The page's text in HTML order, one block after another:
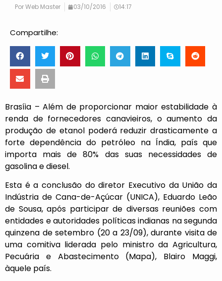
PorWeb Master 03/10/2016 14:17
Compartilhe:
Brasíia – Além de proporcionar maior estabilidade à
renda de fornecedores canavieiros, o aumento da
produção de etanol poderá reduzir drasticamente a
forte dependência do petróleo na Índia, país que
importa mais de 80% das suas necessidades de
gasolina e diesel.
Esta é a conclusão do diretor Executivo da União da
Indústria de Cana-de-Açúcar (UNICA), Eduardo Leão
de Sousa, após participar de diversas reuniões com
entidades e autoridades políticas indianas na segunda
quinzena de setembro (20 a 23/09), durante visita de
uma comitiva liderada pelo ministro da Agricultura,
Pecuária e Abastecimento (Mapa), Blairo Maggi,
àquele país.